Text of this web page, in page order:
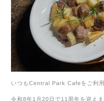
いつも Central Park Cafeをご利
令和8年1 月 20 日で11 周年を迎えま